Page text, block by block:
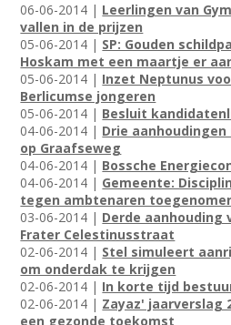
06-06-2014 | Leerlingen van
vallen in de prijzen
05-06-2014 | SP: Gouden
Hoskam met een maartje er
05-06-2014 | Inzet Neptunus
Berlicumse jongeren
05-06-2014 | Besluit
04-06-2014 | Drie
op Graafseweg
04-06-2014 | Bossche
04-06-2014 | Gemeente:
tegen ambtenaren
03-06-2014 | Derde aanhouding
Frater Celestinusstraat
02-06-2014 | Stel simuleert
om onderdak te krijgen
02-06-2014 | In korte tijd
02-06-2014 | Zayaz' jaarverslag
een gezonde toekomst